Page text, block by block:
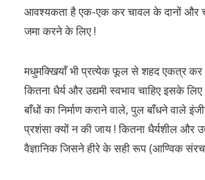
आवश्यकता है एक-एक कर चावल के दानों और
जमा करने के लिए !
मधुमक्खियाँ भी प्रत्येक फूल से शहद एकत्र कर
कितना धैर्य और उद्यमी स्वभाव चाहिए इसके
बाँधों का निर्माण कराने वाले, पुल बाँधने वाले
प्रशंसा क्यों न की जाय ! कितना धैर्यशील और
वैज्ञानिक जिसने हीरे के सही रूप (आण्विक